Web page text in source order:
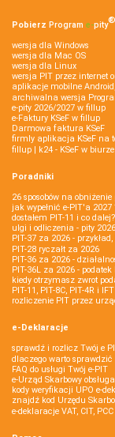
Pobierz Program e‑pity®
wersja dla Windows
wersja dla Mac OS
wersja dla Linux
wersja PIT przez internet
aplikacje mobilne
archiwalna wersja
e-pity 2026/2027 w fillup
e‑Faktury KSeF w fillup
Darmowa faktura KSeF
firmly aplikacja KSeF na
fillup | k24 - KSeF w
Poradniki
26 sposobów na
jak wypełnić e-PIT'a 2027
dostałem PIT-11 i co dalej?
ulgi i odliczenia - pity 2026
PIT-37 za 2026 -
PIT-28 ryczałt za 2026
PIT-36 za 2026 -
PIT-36L za 2026 - podatek
kiedy otrzymasz zwrot
PIT-11, PIT-8C, PIT-4R i
rozliczenie PIT przez
e-Deklaracje
sprawdź i rozlicz Twój e
dlaczego warto sprawdzić
FAQ do usługi Twój e-PIT
e-Urząd Skarbowy
kody weryfikacji UPO e-
znajdź kod Urzędu
e-deklaracje VAT, CIT,